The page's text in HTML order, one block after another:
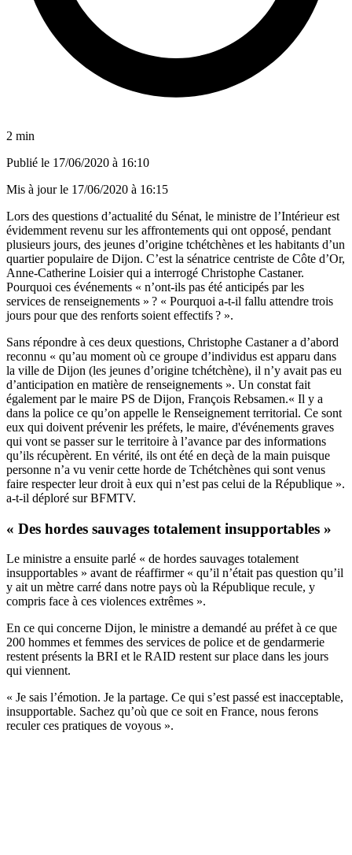
2 min
Publié le 17/06/2020 à 16:10
Mis à jour le 17/06/2020 à 16:15
Lors des questions d’actualité du Sénat, le ministre de l’Intérieur est
évidemment revenu sur les affrontements qui ont opposé, pendant
plusieurs jours, des jeunes d’origine tchétchènes et les habitants d’un
quartier populaire de Dijon. C’est la sénatrice centriste de Côte d’Or,
Anne-Catherine Loisier qui a interrogé Christophe Castaner.
Pourquoi ces événements « n’ont-ils pas été anticipés par les
services de renseignements » ? « Pourquoi a-t-il fallu attendre trois
jours pour que des renforts soient effectifs ? ».
Sans répondre à ces deux questions, Christophe Castaner a d’abord
reconnu « qu’au moment où ce groupe d’individus est apparu dans
la ville de Dijon (les jeunes d’origine tchétchène), il n’y avait pas eu
d’anticipation en matière de renseignements ». Un constat fait
également par le maire PS de Dijon, François Rebsamen.« Il y a
dans la police ce qu’on appelle le Renseignement territorial. Ce sont
eux qui doivent prévenir les préfets, le maire, d'événements graves
qui vont se passer sur le territoire à l’avance par des informations
qu’ils récupèrent. En vérité, ils ont été en deçà de la main puisque
personne n’a vu venir cette horde de Tchétchènes qui sont venus
faire respecter leur droit à eux qui n’est pas celui de la République ».
a-t-il déploré sur BFMTV.
« Des hordes sauvages totalement insupportables »
Le ministre a ensuite parlé « de hordes sauvages totalement
insupportables » avant de réaffirmer « qu’il n’était pas question qu’il
y ait un mètre carré dans notre pays où la République recule, y
compris face à ces violences extrêmes ».
En ce qui concerne Dijon, le ministre a demandé au préfet à ce que
200 hommes et femmes des services de police et de gendarmerie
restent présents la BRI et le RAID restent sur place dans les jours
qui viennent.
« Je sais l’émotion. Je la partage. Ce qui s’est passé est inacceptable,
insupportable. Sachez qu’où que ce soit en France, nous ferons
reculer ces pratiques de voyous ».